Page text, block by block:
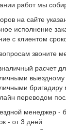
работ мы
на сайте
исполнение
с клиентом
звоните
расчет
выездному
бригадиру
переводом
менеджер -
- от 3 дней